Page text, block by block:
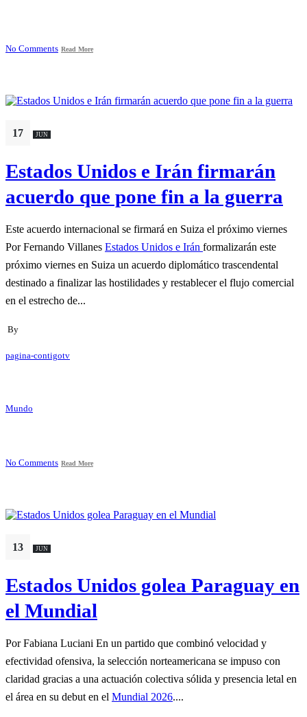
No Comments Read More
17 JUN
Estados Unidos e Irán firmarán
acuerdo que pone fin a la guerra
Este acuerdo internacional se firmará en Suiza el próximo viernes
Por Fernando Villanes Estados Unidos e Irán formalizarán este
próximo viernes en Suiza un acuerdo diplomático trascendental
destinado a finalizar las hostilidades y restablecer el flujo comercial
en el estrecho de...
By
pagina-contigotv
Mundo
No Comments Read More
13 JUN
Estados Unidos golea Paraguay en
el Mundial
Por Fabiana Luciani En un partido que combinó velocidad y
efectividad ofensiva, la selección norteamericana se impuso con
claridad gracias a una actuación colectiva sólida y presencia letal en
el área en su debut en el Mundial 2026....